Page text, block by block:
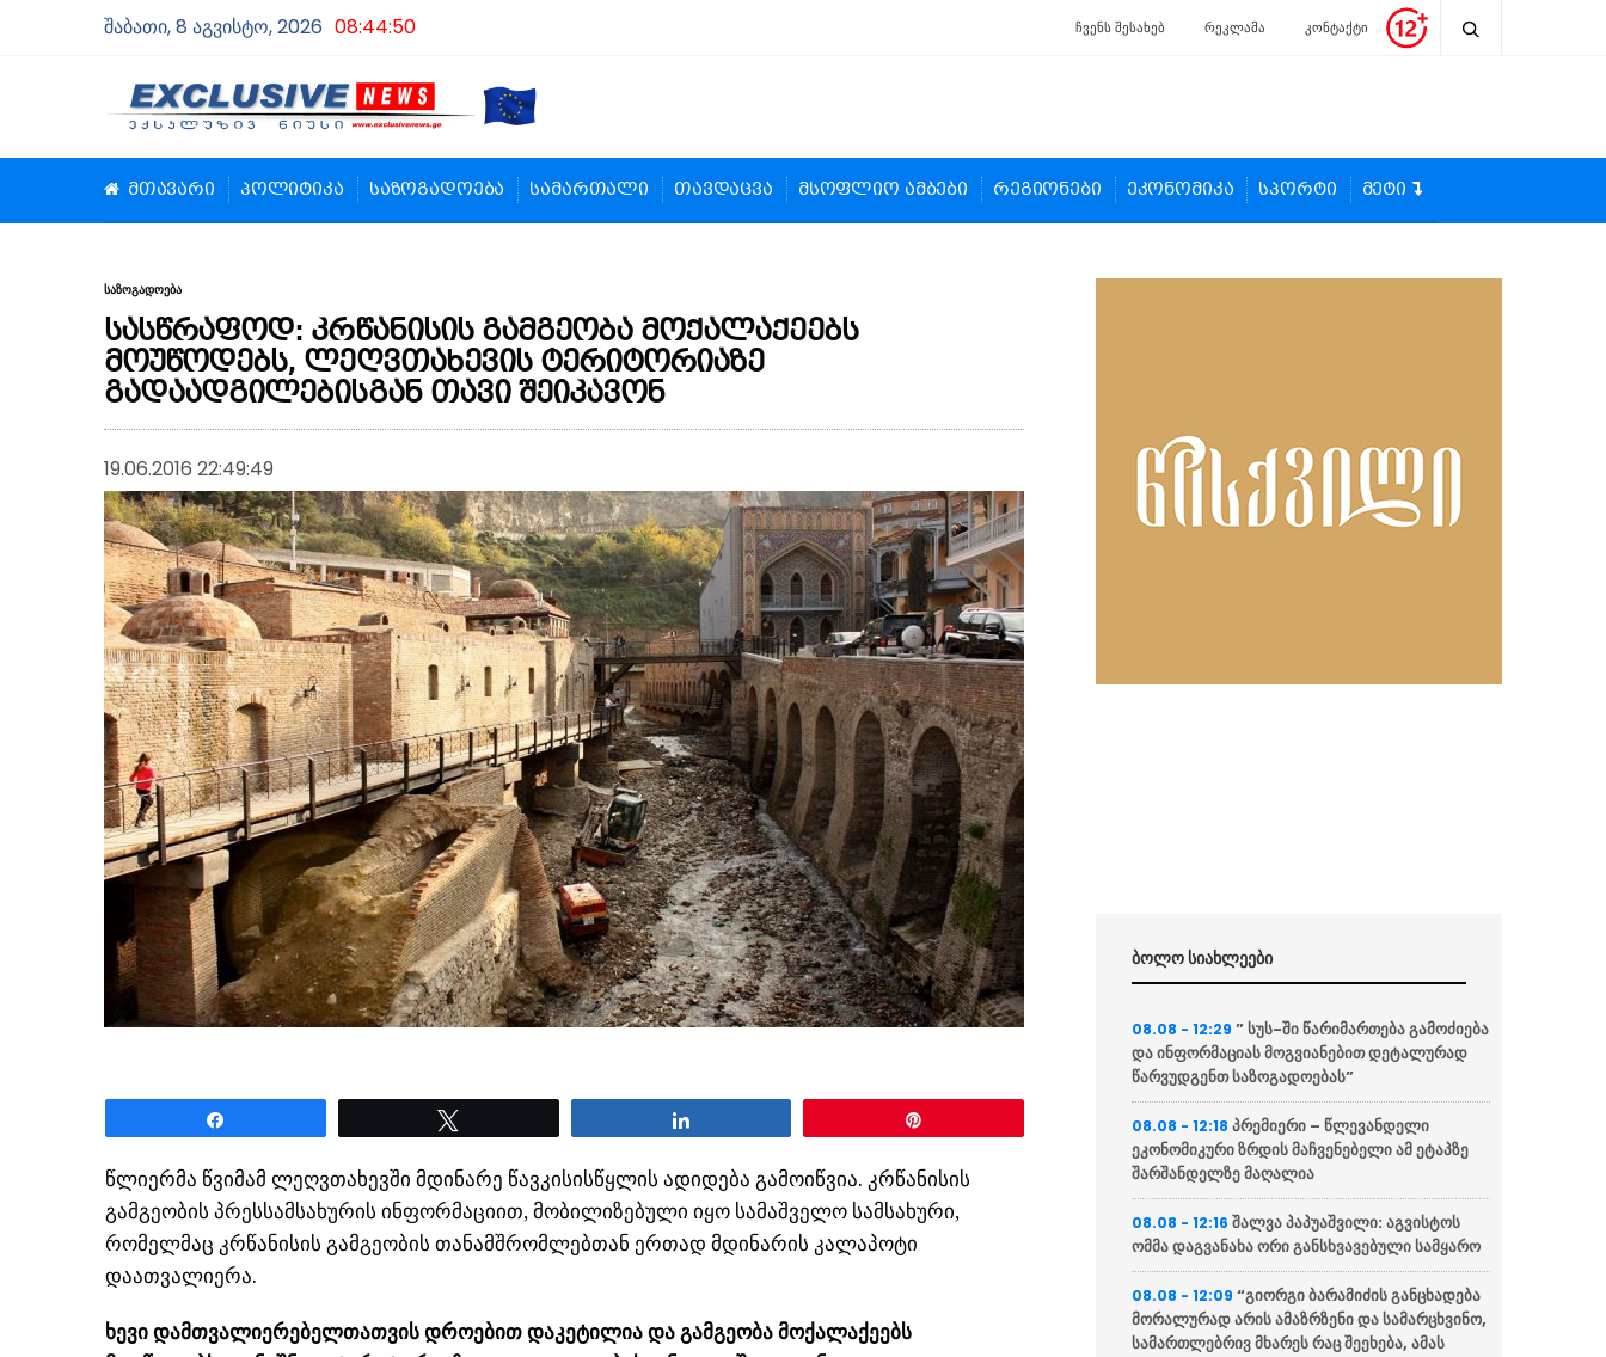
შაბათი, 8 აგვისტო, 2026 08:44:51 ჩვენს შესახებ რეკლამა კონტაქტი
მთავარი პოლიტიკა საზოგადოება სამართალი თავდაცვა მსოფლიო ამბები რეგიონები ეკონომიკა სპორტი მეტი
საზოგადოება
სასწრაფოდ: კრწანისის გამგეობა მოქალაქეებს
მოუწოდებს, ლეღვთახევის ტერიტორიაზე
გადაადგილებისგან თავი შეიკავონ
19.06.2016 22:49:49
წლიერმა წვიმამ ლეღვთახევში მდინარე წავკისისწყლის ადიდება გამოიწვია. კრწანისის
გამგეობის პრესსამსახურის ინფორმაციით, მობილიზებული იყო სამაშველო სამსახური,
რომელმაც კრწანისის გამგეობის თანამშრომლებთან ერთად მდინარის კალაპოტი
დაათვალიერა.
ხევი დამთვალიერებელთათვის დროებით დაკეტილია და გამგეობა მოქალაქეებს
ბოლო სიახლეები
08.08 - 12:29” სუს-ში წარიმართება გამოძიება
და ინფორმაციას მოგვიანებით დეტალურად
წარვუდგენთ საზოგადოებას”
08.08 - 12:18პრემიერი – წლევანდელი
ეკონომიკური ზრდის მაჩვენებელი ამ ეტაპზე
შარშანდელზე მაღალია
08.08 - 12:16შალვა პაპუაშვილი: აგვისტოს
ომმა დაგვანახა ორი განსხვავებული სამყარო
08.08 - 12:09“გიორგი ბარამიძის განცხადება
მორალურად არის ამაზრზენი და სამარცხვინო,
სამართლებრივ მხარეს რაც შეეხება, ამას